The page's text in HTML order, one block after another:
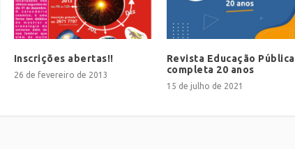
Inscrições abertas!!
26 de fevereiro de 2013
Revista Educação Pública
completa 20 anos
15 de julho de 2021